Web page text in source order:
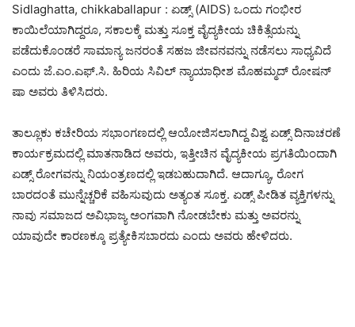
Sidlaghatta, chikkaballapur : ಏಡ್ಸ್ (AIDS) ಒಂದು ಗಂಭೀರ
ಕಾಯಿಲೆಯಾಗಿದ್ದರೂ, ಸಕಾಲಕ್ಕೆ ಮತ್ತು ಸೂಕ್ತ ವೈದ್ಯಕೀಯ ಚಿಕಿತ್ಸೆಯನ್ನು
ಪಡೆದುಕೊಂಡರೆ ಸಾಮಾನ್ಯ ಜನರಂತೆ ಸಹಜ ಜೀವನವನ್ನು ನಡೆಸಲು ಸಾಧ್ಯವಿದೆ
ಎಂದು ಜೆ.ಎಂ.ಎಫ್.ಸಿ. ಹಿರಿಯ ಸಿವಿಲ್ ನ್ಯಾಯಾಧೀಶ ಮೊಹಮ್ಮದ್ ರೋಷನ್
ಷಾ ಅವರು ತಿಳಿಸಿದರು.
ತಾಲ್ಲೂಕು ಕಚೇರಿಯ ಸಭಾಂಗಣದಲ್ಲಿ ಆಯೋಜಿಸಲಾಗಿದ್ದ ವಿಶ್ವ ಏಡ್ಸ್ ದಿನಾಚರಣೆ
ಕಾರ್ಯಕ್ರಮದಲ್ಲಿ ಮಾತನಾಡಿದ ಅವರು, ಇತ್ತೀಚಿನ ವೈದ್ಯಕೀಯ ಪ್ರಗತಿಯಿಂದಾಗಿ
ಏಡ್ಸ್ ರೋಗವನ್ನು ನಿಯಂತ್ರಣದಲ್ಲಿ ಇಡಬಹುದಾಗಿದೆ. ಆದಾಗ್ಯೂ, ರೋಗ
ಬಾರದಂತೆ ಮುನ್ನೆಚ್ಚರಿಕೆ ವಹಿಸುವುದು ಅತ್ಯಂತ ಸೂಕ್ತ. ಏಡ್ಸ್ ಪೀಡಿತ ವ್ಯಕ್ತಿಗಳನ್ನು
ನಾವು ಸಮಾಜದ ಅವಿಭಾಜ್ಯ ಅಂಗವಾಗಿ ನೋಡಬೇಕು ಮತ್ತು ಅವರನ್ನು
ಯಾವುದೇ ಕಾರಣಕ್ಕೂ ಪ್ರತ್ಯೇಕಿಸಬಾರದು ಎಂದು ಅವರು ಹೇಳಿದರು.